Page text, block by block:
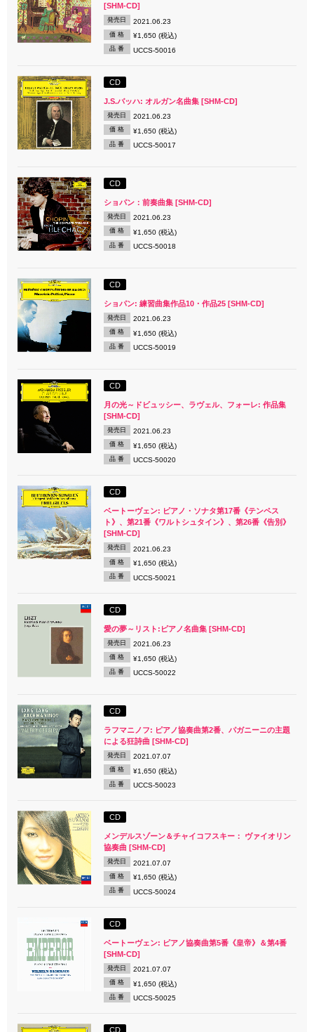
[SHM-CD]
発売日 2021.06.23
価 格 ¥1,650 (税込)
品 番 UCCS-50016
CD
J.S.バッハ: オルガン名曲集 [SHM-CD]
発売日 2021.06.23
価 格 ¥1,650 (税込)
品 番 UCCS-50017
CD
ショパン：前奏曲集 [SHM-CD]
発売日 2021.06.23
価 格 ¥1,650 (税込)
品 番 UCCS-50018
CD
ショパン: 練習曲集作品10・作品25 [SHM-CD]
発売日 2021.06.23
価 格 ¥1,650 (税込)
品 番 UCCS-50019
CD
月の光～ドビュッシー、ラヴェル、フォーレ: 作品集
[SHM-CD]
発売日 2021.06.23
価 格 ¥1,650 (税込)
品 番 UCCS-50020
CD
ベートーヴェン: ピアノ・ソナタ第17番《テンペス
ト》、第21番《ワルトシュタイン》、第26番《告別》
[SHM-CD]
発売日 2021.06.23
価 格 ¥1,650 (税込)
品 番 UCCS-50021
CD
愛の夢～リスト:ピアノ名曲集 [SHM-CD]
発売日 2021.06.23
価 格 ¥1,650 (税込)
品 番 UCCS-50022
CD
ラフマニノフ: ピアノ協奏曲第2番、パガニーニの主題
による狂詩曲 [SHM-CD]
発売日 2021.07.07
価 格 ¥1,650 (税込)
品 番 UCCS-50023
CD
メンデルスゾーン＆チャイコフスキー： ヴァイオリン
協奏曲 [SHM-CD]
発売日 2021.07.07
価 格 ¥1,650 (税込)
品 番 UCCS-50024
CD
ベートーヴェン: ピアノ協奏曲第5番《皇帝》＆第4番
[SHM-CD]
発売日 2021.07.07
価 格 ¥1,650 (税込)
品 番 UCCS-50025
CD